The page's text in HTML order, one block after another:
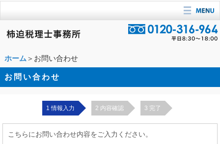
ホーム＞お問い合わせ
お問い合わせ